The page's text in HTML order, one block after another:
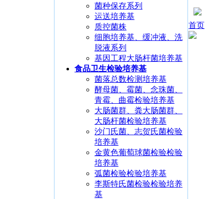
菌种保存系列
运送培养基
质控菌株
细胞培养基、缓冲液、洗
脱液系列
基因工程大肠杆菌培养基
食品卫生检验培养基
菌落总数检测培养基
酵母菌、霉菌、念珠菌、
青霉、曲霉检验培养基
大肠菌群、粪大肠菌群、
大肠杆菌检验培养基
沙门氏菌、志贺氏菌检验
培养基
金黄色葡萄球菌检验检验
培养基
弧菌检验检验培养基
李斯特氏菌检验检验培养
基
首页